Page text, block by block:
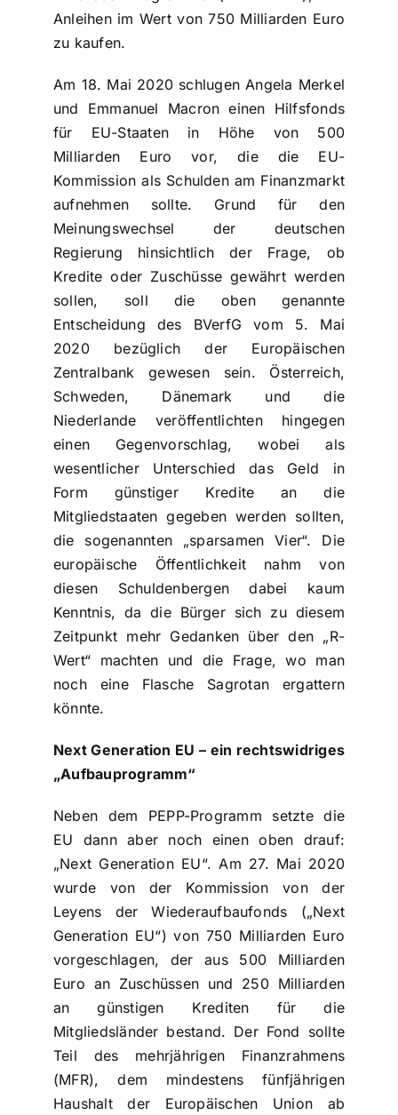
Anleihen im Wert von 750 Milliarden Euro
zu kaufen.
Am 18. Mai 2020 schlugen Angela Merkel
und Emmanuel Macron einen Hilfsfonds
für EU-Staaten in Höhe von 500
Milliarden Euro vor, die die EU-
Kommission als Schulden am Finanzmarkt
aufnehmen sollte. Grund für den
Meinungswechsel der deutschen
Regierung hinsichtlich der Frage, ob
Kredite oder Zuschüsse gewährt werden
sollen, soll die oben genannte
Entscheidung des BVerfG vom 5. Mai
2020 bezüglich der Europäischen
Zentralbank gewesen sein. Österreich,
Schweden, Dänemark und die
Niederlande veröffentlichten hingegen
einen Gegenvorschlag, wobei als
wesentlicher Unterschied das Geld in
Form günstiger Kredite an die
Mitgliedstaaten gegeben werden sollten,
die sogenannten „sparsamen Vier“. Die
europäische Öffentlichkeit nahm von
diesen Schuldenbergen dabei kaum
Kenntnis, da die Bürger sich zu diesem
Zeitpunkt mehr Gedanken über den „R-
Wert“ machten und die Frage, wo man
noch eine Flasche Sagrotan ergattern
könnte.
Next Generation EU – ein rechtswidriges
„Aufbauprogramm“
Neben dem PEPP-Programm setzte die
EU dann aber noch einen oben drauf:
„Next Generation EU“. Am 27. Mai 2020
wurde von der Kommission von der
Leyens der Wiederaufbaufonds („Next
Generation EU“) von 750 Milliarden Euro
vorgeschlagen, der aus 500 Milliarden
Euro an Zuschüssen und 250 Milliarden
an günstigen Krediten für die
Mitgliedsländer bestand. Der Fond sollte
Teil des mehrjährigen Finanzrahmens
(MFR), dem mindestens fünfjährigen
Haushalt der Europäischen Union ab